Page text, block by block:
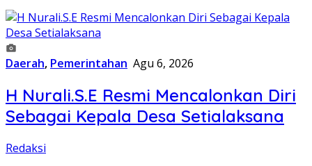
Daerah, Pemerintahan Agu 6, 2026
H Nurali.S.E Resmi Mencalonkan Diri
Sebagai Kepala Desa Setialaksana
Redaksi